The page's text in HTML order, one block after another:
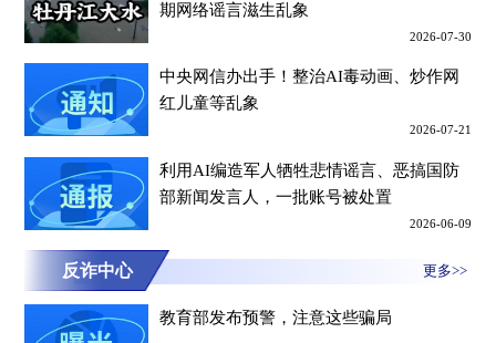
期网络谣言滋生乱象
2026-07-30
中央网信办出手！整治AI毒动画、炒作网
红儿童等乱象
2026-07-21
利用AI编造军人牺牲悲情谣言、恶搞国防
部新闻发言人，一批账号被处置
2026-06-09
反诈中心 更多>>
教育部发布预警，注意这些骗局